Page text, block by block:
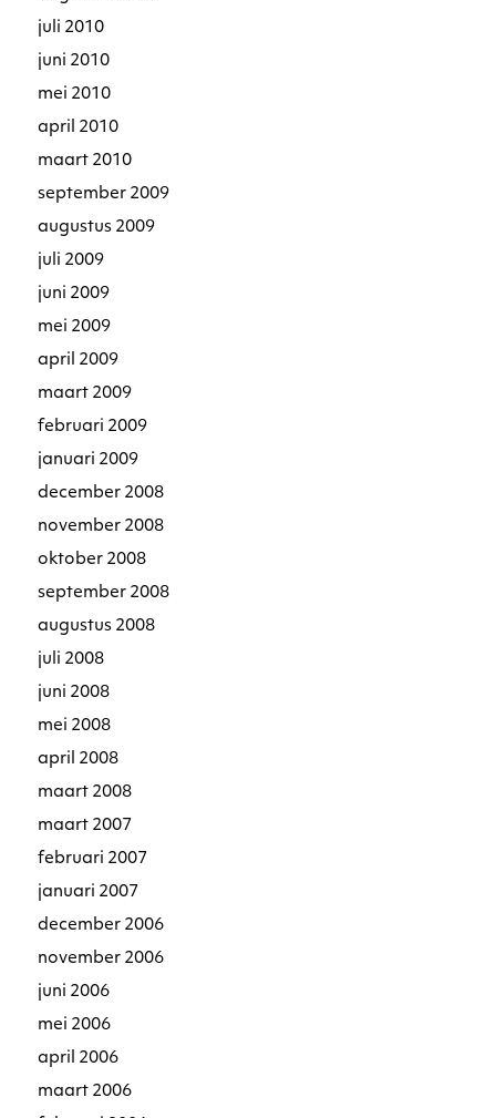
juli 2010
juni 2010
mei 2010
april 2010
maart 2010
september 2009
augustus 2009
juli 2009
juni 2009
mei 2009
april 2009
maart 2009
februari 2009
januari 2009
december 2008
november 2008
oktober 2008
september 2008
augustus 2008
juli 2008
juni 2008
mei 2008
april 2008
maart 2008
maart 2007
februari 2007
januari 2007
december 2006
november 2006
juni 2006
mei 2006
april 2006
maart 2006